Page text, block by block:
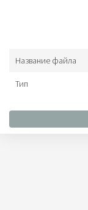
Название файла
Тип